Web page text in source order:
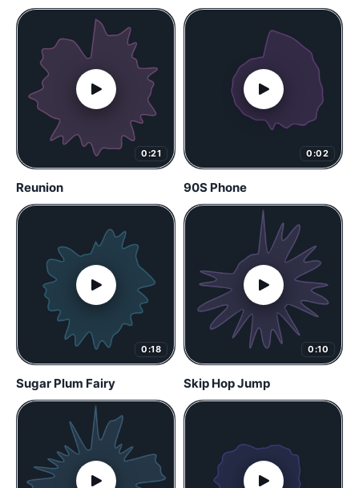
0:21
Reunion
0:02
90S Phone
0:18
Sugar Plum Fairy
0:10
Skip Hop Jump